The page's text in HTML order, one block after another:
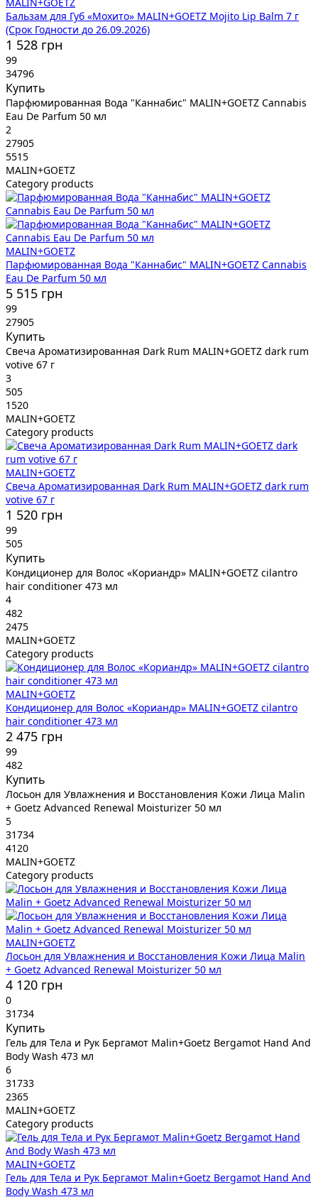
Бальзам для Губ «Мохито» MALIN+GOETZ Mojito Lip Balm 7 г
(Срок Годности до 26.09.2026)
1 528 грн
99
34796
Купить
Парфюмированная Вода "Каннабис" MALIN+GOETZ Cannabis
Eau De Parfum 50 мл
2
27905
5515
MALIN+GOETZ
Category products
MALIN+GOETZ
Парфюмированная Вода "Каннабис" MALIN+GOETZ Cannabis
Eau De Parfum 50 мл
5 515 грн
99
27905
Купить
Свеча Ароматизированная Dark Rum MALIN+GOETZ dark rum
votive 67 г
3
505
1520
MALIN+GOETZ
Category products
MALIN+GOETZ
Свеча Ароматизированная Dark Rum MALIN+GOETZ dark rum
votive 67 г
1 520 грн
99
505
Купить
Кондиционер для Волос «Кориандр» MALIN+GOETZ cilantro
hair conditioner 473 мл
4
482
2475
MALIN+GOETZ
Category products
MALIN+GOETZ
Кондиционер для Волос «Кориандр» MALIN+GOETZ cilantro
hair conditioner 473 мл
2 475 грн
99
482
Купить
Лосьон для Увлажнения и Восстановления Кожи Лица Malin
+ Goetz Advanced Renewal Moisturizer 50 мл
5
31734
4120
MALIN+GOETZ
Category products
MALIN+GOETZ
Лосьон для Увлажнения и Восстановления Кожи Лица Malin
+ Goetz Advanced Renewal Moisturizer 50 мл
4 120 грн
0
31734
Купить
Гель для Тела и Рук Бергамот Malin+Goetz Bergamot Hand And
Body Wash 473 мл
6
31733
2365
MALIN+GOETZ
Category products
MALIN+GOETZ
Гель для Тела и Рук Бергамот Malin+Goetz Bergamot Hand And
Body Wash 473 мл